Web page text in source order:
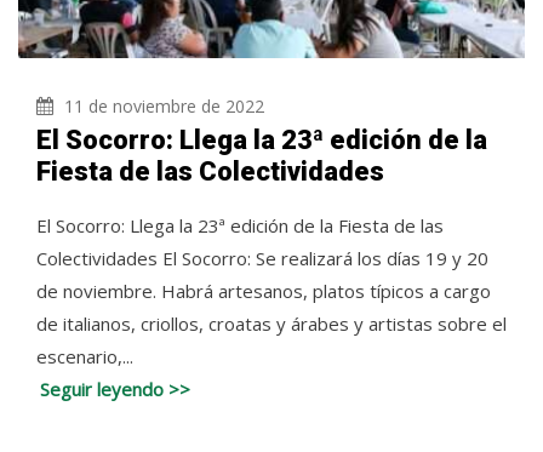
11 de noviembre de 2022
El Socorro: Llega la 23ª edición de la
Fiesta de las Colectividades
El Socorro: Llega la 23ª edición de la Fiesta de las
Colectividades El Socorro: Se realizará los días 19 y 20
de noviembre. Habrá artesanos, platos típicos a cargo
de italianos, criollos, croatas y árabes y artistas sobre el
escenario,...
Seguir leyendo >>